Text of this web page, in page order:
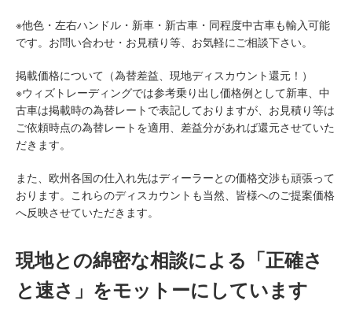
※他色・左右ハンドル・新車・新古車・同程度中古車も輸入可能
です。お問い合わせ・お見積り等、お気軽にご相談下さい。
掲載価格について（為替差益、現地ディスカウント還元！）
※ウィズトレーディングでは参考乗り出し価格例として新車、中
古車は掲載時の為替レートで表記しておりますが、お見積り等は
ご依頼時点の為替レートを適用、差益分があれば還元させていた
だきます。
また、欧州各国の仕入れ先はディーラーとの価格交渉も頑張って
おります。これらのディスカウントも当然、皆様へのご提案価格
へ反映させていただきます。
現地との綿密な相談による「正確さ
と速さ」をモットーにしています